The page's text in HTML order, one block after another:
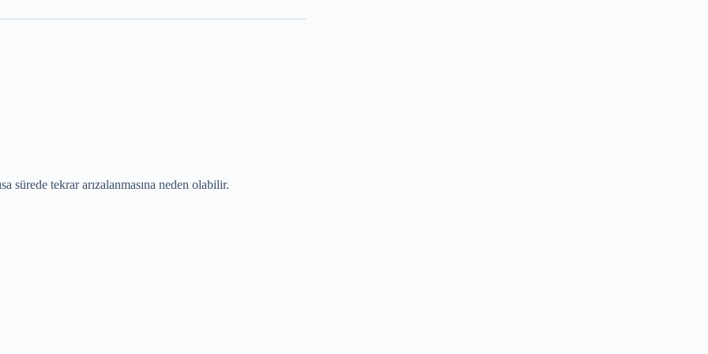
sürede tekrar arızalanmasına neden olabilir.